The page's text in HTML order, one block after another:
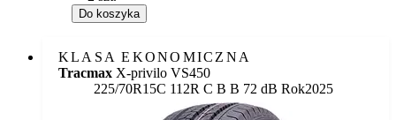
Do koszyka
KLASA EKONOMICZNA
Tracmax X-privilo VS450
225/70R15C 112R Etykieta:
C B B 72 dB Rok2025